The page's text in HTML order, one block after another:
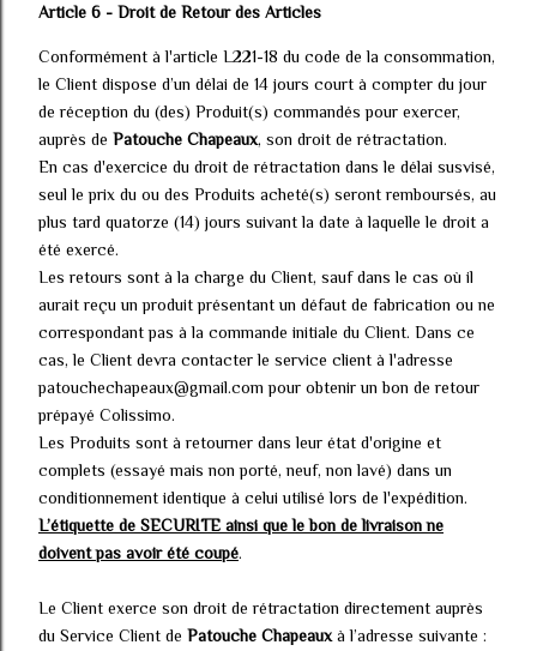
Article 6 - Droit de Retour des Articles
Conformément à l'article L221-18 du code de la consommation,
le Client dispose d’un délai de 14 jours court à compter du jour
de réception du (des) Produit(s) commandés pour exercer,
auprès de Patouche Chapeaux, son droit de rétractation.
En cas d'exercice du droit de rétractation dans le délai susvisé,
seul le prix du ou des Produits acheté(s) seront remboursés, au
plus tard quatorze (14) jours suivant la date à laquelle le droit a
été exercé.
Les retours sont à la charge du Client, sauf dans le cas où il
aurait reçu un produit présentant un défaut de fabrication ou ne
correspondant pas à la commande initiale du Client. Dans ce
cas, le Client devra contacter le service client à l'adresse
patouchechapeaux@gmail.com pour obtenir un bon de retour
prépayé Colissimo.
Les Produits sont à retourner dans leur état d'origine et
complets (essayé mais non porté, neuf, non lavé) dans un
conditionnement identique à celui utilisé lors de l'expédition.
L’étiquette de SECURITE ainsi que le bon de livraison ne
doivent pas avoir été coupé.
Le Client exerce son droit de rétractation directement auprès
du Service Client de Patouche Chapeaux à l’adresse suivante :